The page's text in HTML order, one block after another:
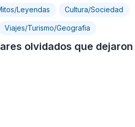
Leyendas Cultura/Sociedad
Viajes/Turismo/Geografia
olvidados que dejaron